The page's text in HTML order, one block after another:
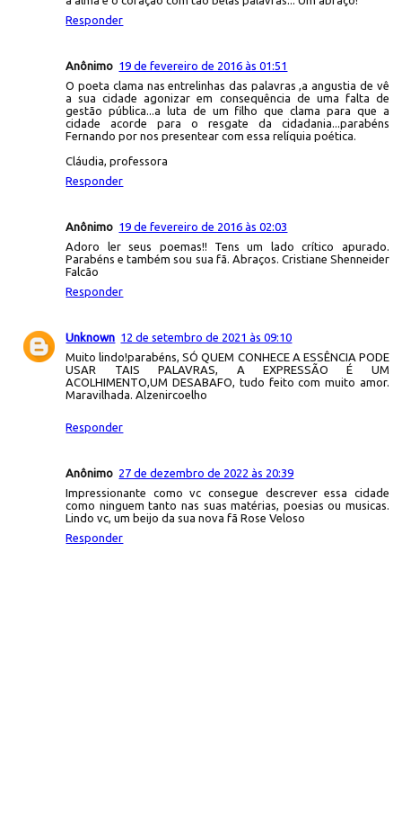
Responder
Anônimo 19 de fevereiro de 2016 às 01:51
O poeta clama nas entrelinhas das palavras ,a angustia de vê
a sua cidade agonizar em consequência de uma falta de
gestão pública...a luta de um filho que clama para que a
cidade acorde para o resgate da cidadania...parabéns
Fernando por nos presentear com essa relíquia poética.
Cláudia, professora
Responder
Anônimo 19 de fevereiro de 2016 às 02:03
Adoro ler seus poemas!! Tens um lado crítico apurado.
Parabéns e também sou sua fã. Abraços. Cristiane Shenneider
Falcão
Responder
Unknown 12 de setembro de 2021 às 09:10
Muito lindo!parabéns, SÓ QUEM CONHECE A ESSÊNCIA PODE
USAR TAIS PALAVRAS, A EXPRESSÃO É UM
ACOLHIMENTO,UM DESABAFO, tudo feito com muito amor.
Maravilhada. Alzenircoelho
Responder
Anônimo 27 de dezembro de 2022 às 20:39
Impressionante como vc consegue descrever essa cidade
como ninguem tanto nas suas matérias, poesias ou musicas.
Lindo vc, um beijo da sua nova fã Rose Veloso
Responder